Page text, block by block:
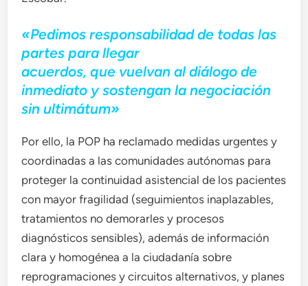
«Pedimos responsabilidad de todas las
partes para llegar
acuerdos, que vuelvan al diálogo de
inmediato y sostengan la negociación
sinultimátum»
Por ello, la POP ha reclamado medidas urgentes y
coordinadas a las comunidades autónomas para
proteger la continuidad asistencial de los pacientes
con mayor fragilidad (seguimientos inaplazables,
tratamientos no demorarles y procesos
diagnósticos sensibles), además de información
clara y homogénea a la ciudadanía sobre
reprogramaciones y circuitos alternativos, y planes